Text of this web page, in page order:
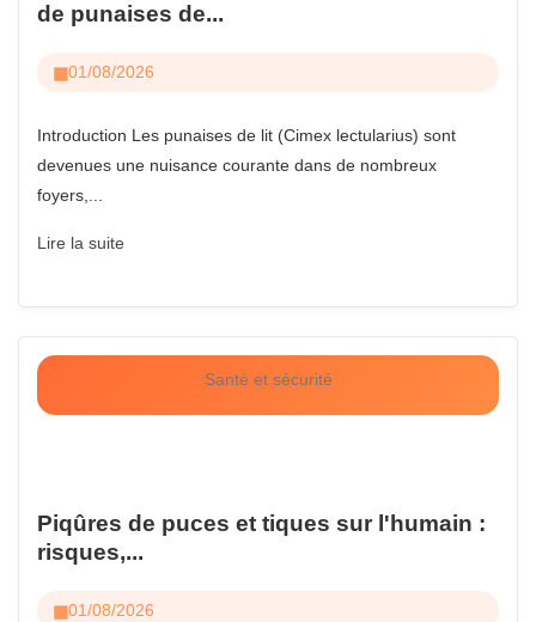
de punaises de...
01/08/2026
Introduction Les punaises de lit (Cimex lectularius) sont
devenues une nuisance courante dans de nombreux
foyers,...
Lire la suite
Santé et sécurité
Piqûres de puces et tiques sur l'humain :
risques,...
01/08/2026